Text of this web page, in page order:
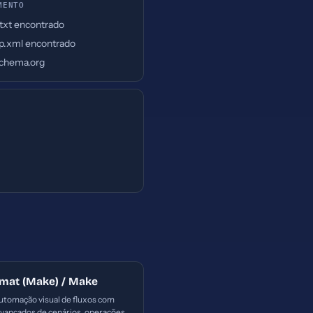
encontrado
encontrado
(Make) / Make
visual de fluxos com